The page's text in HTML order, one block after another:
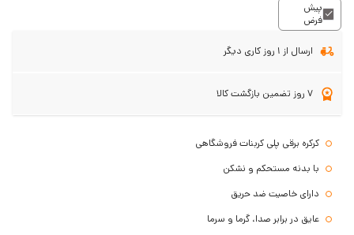
پیش
فرض
ارسال از 1 روز کاری دیگر
7 روز تضمین بازگشت کالا
کرکره برقی پلی کربنات فروشگاهی
با بدنه مستحکم و نشکن
دارای خاصیت ضد حریق
عایق در برابر صدا، گرما و سرما